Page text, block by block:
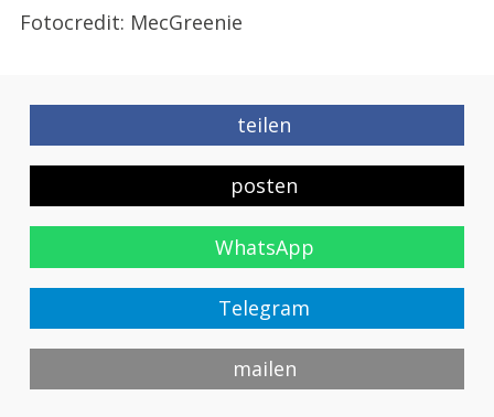
Fotocredit: MecGreenie
teilen
posten
WhatsApp
Telegram
mailen